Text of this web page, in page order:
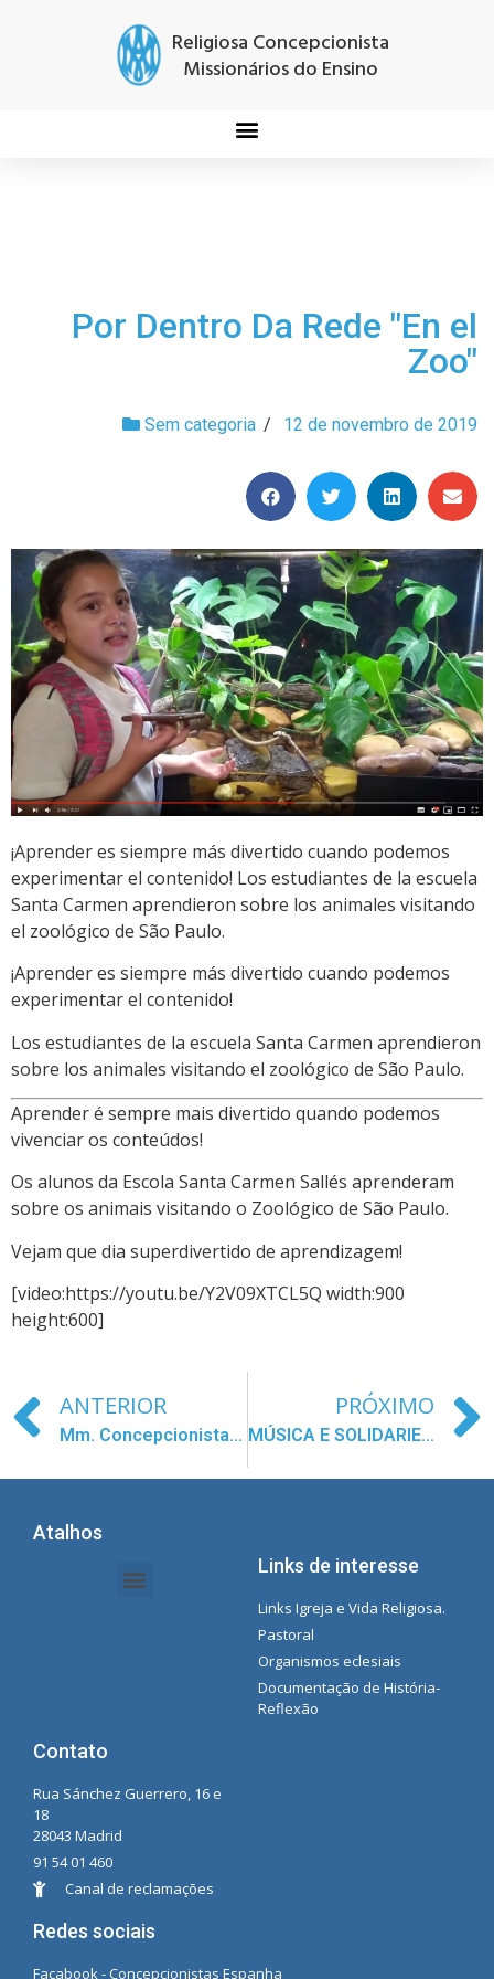
Religiosa Concepcionista
Missionários do Ensino
Por Dentro Da Rede "En el
Zoo"
Sem categoria / 12 de novembro de 2019
¡Aprender es siempre más divertido cuando podemos
experimentar el contenido! Los estudiantes de la escuela
Santa Carmen aprendieron sobre los animales visitando
el zoológico de São Paulo.
¡Aprender es siempre más divertido cuando podemos
experimentar el contenido!
Los estudiantes de la escuela Santa Carmen aprendieron
sobre los animales visitando el zoológico de São Paulo.
Aprender é sempre mais divertido quando podemos
vivenciar os conteúdos!
Os alunos da Escola Santa Carmen Sallés aprenderam
sobre os animais visitando o Zoológico de São Paulo.
Vejam que dia superdivertido de aprendizagem!
[video:https://youtu.be/Y2V09XTCL5Q width:900
height:600]
ANTERIOR
Mm. Concepcionistas Segovia implanta o modelo de excelência EFQM
PRÓXIMO
MÚSICA E SOLIDARIEDADE
Atalhos
Links de interesse
Links Igreja e Vida Religiosa.
Pastoral
Organismos eclesiais
Documentação de História-
Reflexão
Contato
Rua Sánchez Guerrero, 16 e
18
28043 Madrid
91 54 01 460
Canal de reclamações
Redes sociais
Facabook - Concepcionistas Espanha